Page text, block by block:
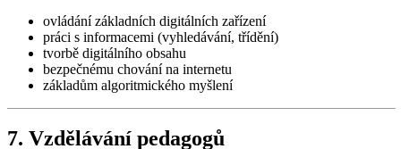
ovládání základních digitálních zařízení
práci s informacemi (vyhledávání, třídění)
tvorbě digitálního obsahu
bezpečnému chování na internetu
základům algoritmického myšlení
7. Vzdělávání pedagogů